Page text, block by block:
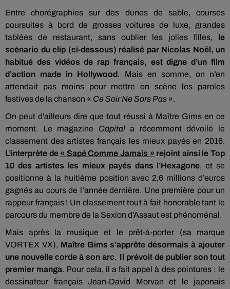
Entre chorégraphies sur des dunes de sable, courses
poursuites à bord de grosses voitures de luxe, grandes
tablées de restaurant, sans oublier les jolies filles, le
scénario du clip (ci-dessous) réalisé par Nicolas Noël, un
habitué des vidéos de rap français, est digne d’un film
d’action made in Hollywood. Mais en somme, on n’en
attendait pas moins pour mettre en scène les paroles
festives de la chanson « Ce Soir Ne Sors Pas ».
On peut d'ailleurs dire que tout réussi à Maître Gims en ce
moment. Le magazine Capitala récemment dévoilé le
classement des artistes français les mieux payés en 2016.
L’interprète de « Sapé Comme Jamais » rejoint ainsi le Top
10 des artistes les mieux payés dans l’Hexagone, et se
positionne à la huitième position avec 2,6 millions d’euros
gagnés au cours de l’année dernière. Une première pour un
rappeur français ! Un classement tout à fait honorable tant le
parcours du membre de la Sexion d’Assaut est phénoménal.
Mais après la musique et le prêt-à-porter (sa marque
VORTEX VX), Maître Gims s’apprête désormais à ajouter
une nouvelle corde à son arc. Il prévoit de publier son tout
premier manga. Pour cela, il a fait appel à des pointures : le
dessinateur français Jean-David Morvan et le japonais